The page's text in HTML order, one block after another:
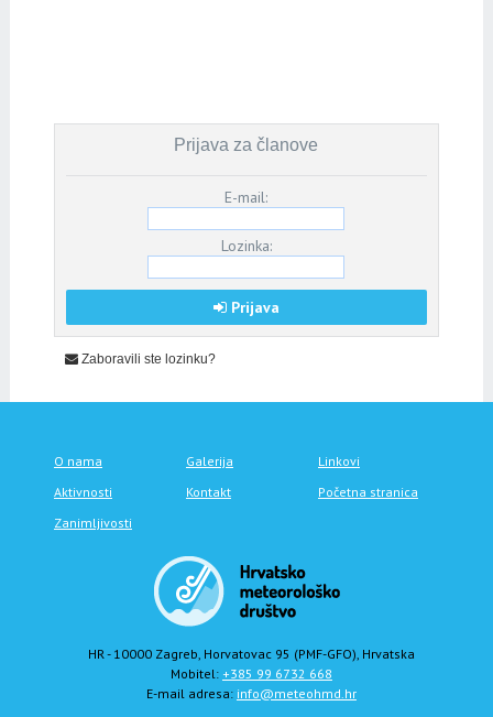
Prijava za članove
E-mail:
Lozinka:
Prijava
Zaboravili ste lozinku?
O nama Galerija
Linkovi
Aktivnosti
Kontakt
Početna stranica
Zanimljivosti
HR - 10000 Zagreb, Horvatovac 95 (PMF-GFO), Hrvatska
Mobitel: +385 99 6732 668
E-mail adresa: info@meteohmd.hr